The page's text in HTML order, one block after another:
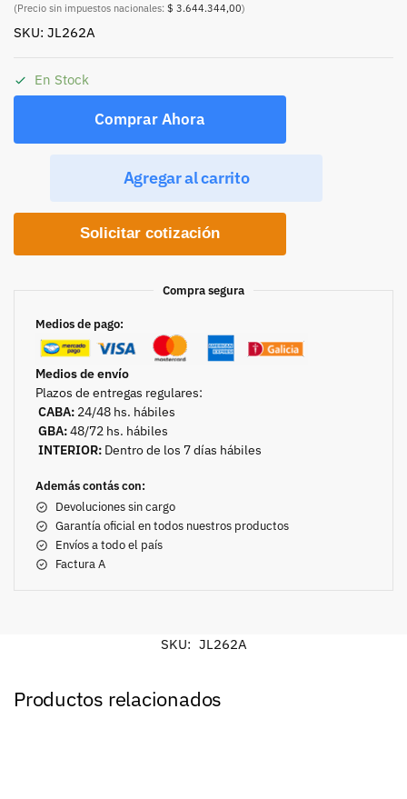
(Precio sin impuestos nacionales: $ 3.644.344,00)
SKU: JL262A
En Stock
Comprar Ahora
Agregar al carrito
Solicitar cotización
Compra segura
Medios de pago:
Medios de envío
Plazos de entregas regulares:
CABA: 24/48 hs. hábiles
GBA:48/72 hs. hábiles
INTERIOR:Dentro de los 7 días hábiles
Además contás con:
Devoluciones sin cargo
Garantía oficial en todos nuestros productos
Envíos a todo el país
Factura A
SKU: JL262A
Productos relacionados